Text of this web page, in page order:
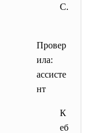
С.
Провер
ила:
ассисте
нт
К
еб